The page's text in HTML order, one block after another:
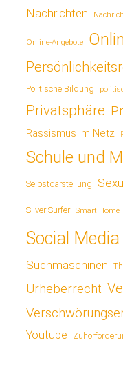
Nachrichten
Online-Angebote
Politische Bildung
Privatsphäre
Rassismus im Netz
Schule und
Selbstdarstellung
Silver Surfer Smart Home
Social Media
Suchmaschinen
Urheberrecht
Youtube